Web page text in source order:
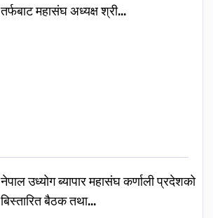
तर्फबाट महासंघ अध्यक्ष श्री…
नेपाल उध्योग ब्यापार महासंघ कर्णाली प्रदेशको
बिस्तारित बैठक तथा…